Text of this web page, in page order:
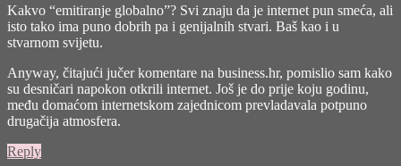
Kakvo “emitiranje globalno”? Svi znaju da je internet pun smeća, ali
isto tako ima puno dobrih pa i genijalnih stvari. Baš kao i u
stvarnom svijetu.
Anyway, čitajući jučer komentare na business.hr, pomislio sam kako
su desničari napokon otkrili internet. Još je do prije koju godinu,
među domaćom internetskom zajednicom prevladavala potpuno
drugačija atmosfera.
Reply